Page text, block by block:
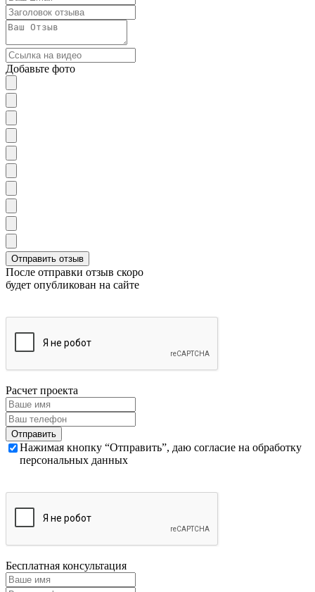
Добавьте фото
После отправки отзыв скоро
будет опубликован на сайте
Расчет проекта
Нажимая кнопку “Отправить”, даю согласие на обработку
персональных данных
Бесплатная консультация